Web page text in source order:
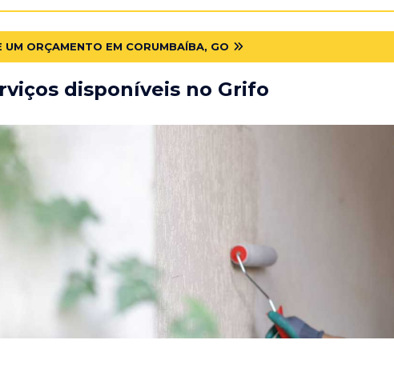
UM ORÇAMENTO EM CORUMBAÍBA, GO
disponíveis no Grifo